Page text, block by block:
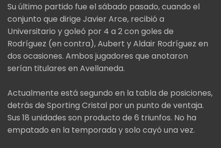
Su último partido fue el sábado pasado, cuando el
conjunto que dirige Javier Arce, recibió a
Universitario y goleó por 4 a 2 con goles de
Rodríguez (en contra), Aubert y Aldair Rodríguez en
dos ocasiones. Ambos jugadores que anotaron
serían titulares en Avellaneda.
Actualmente está segundo en la tabla de posiciones,
detrás de Sporting Cristal por un punto de ventaja.
Sus 18 unidades son producto de 6 triunfos. No ha
empatado en la temporada y solo cayó una vez.